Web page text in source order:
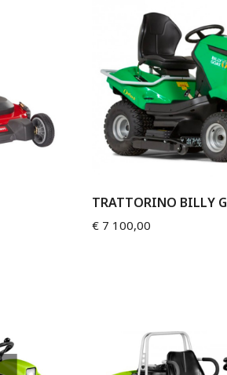
TRATTORINO BILLY
€7 100,00